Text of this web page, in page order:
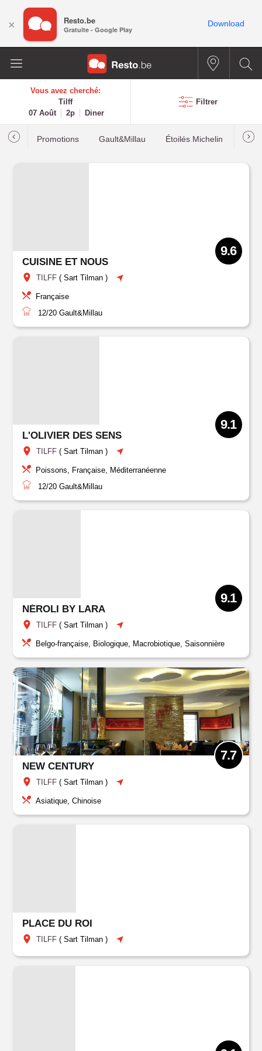
Vous avez cherché:
Tilff
07 Août
2p Diner
Filtrer
Promotions Gault&Millau Étoilés Michelin Les
CUISINE ET NOUS
TILFF (Sart Tilman )
9.6
Française
12/20 Gault&Millau
L'OLIVIER DES SENS
TILFF (Sart Tilman )
9.1
Poissons, Française, Méditerranéenne
12/20 Gault&Millau
NÉROLI BY LARA
TILFF (Sart Tilman )
9.1
Belgo-française, Biologique, Macrobiotique, Saisonnière
NEW CENTURY
TILFF (Sart Tilman )
7.7
Asiatique, Chinoise
PLACE DU ROI
TILFF (Sart Tilman )
× Resto.be
Gratuite - Google Play
Download